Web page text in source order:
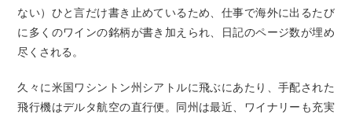
ない）ひと言だけ書き止めているため、仕事で海外に出るたび
に多くのワインの銘柄が書き加えられ、日記のページ数が埋め
尽くされる。
久々に米国ワシントン州シアトルに飛ぶにあたり、手配された
飛行機はデルタ航空の直行便。同州は最近、ワイナリーも充実